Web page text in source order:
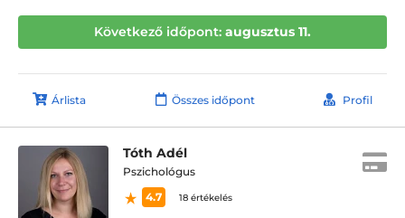
Következő időpont: augusztus 11.
Árlista Összes időpont Profil
Tóth Adél
Pszichológus
4.7
18 értékelés